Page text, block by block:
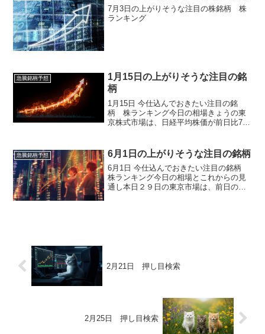
7月3日の上がりそうな注目の株銘柄 株
ランキング
急騰銘柄予想
1月15日の上がりそうな注目の銘
柄
1月15日 今仕込んでおきたい注目の銘
柄 株ランキング今日の相場きょうの東
京株式市場は、日経平均株価が前日比792
場となりました。米国株安という逆風が
あったにもかかわ...
急騰銘柄予想 6月1日の上がりそうな注目の銘柄
6月1日 今仕込んでおきたい注目の銘柄
株ランキング今日の相場とこれからの見
通し本日２９日の東京市場は、前日の急
2月21日 押し目検索
2月25日 押し目検索